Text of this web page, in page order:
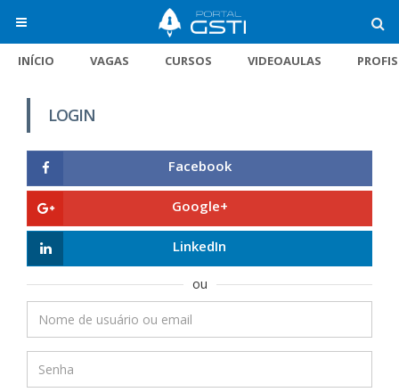
INÍCIO VAGAS CURSOS VIDEOAULAS
LOGIN
Facebook
Google+
LinkedIn
ou